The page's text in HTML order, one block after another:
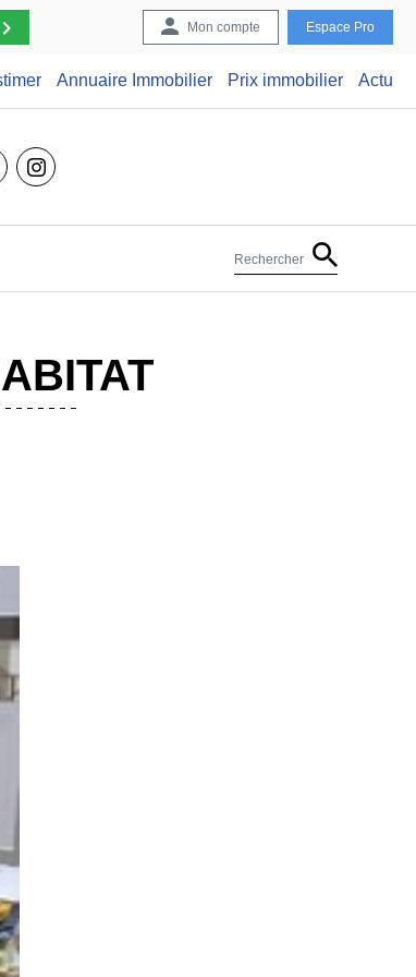
Mon compte Espace Pro
Annuaire Immobilier Prix immobilier Actu
linkedin
Rechercher